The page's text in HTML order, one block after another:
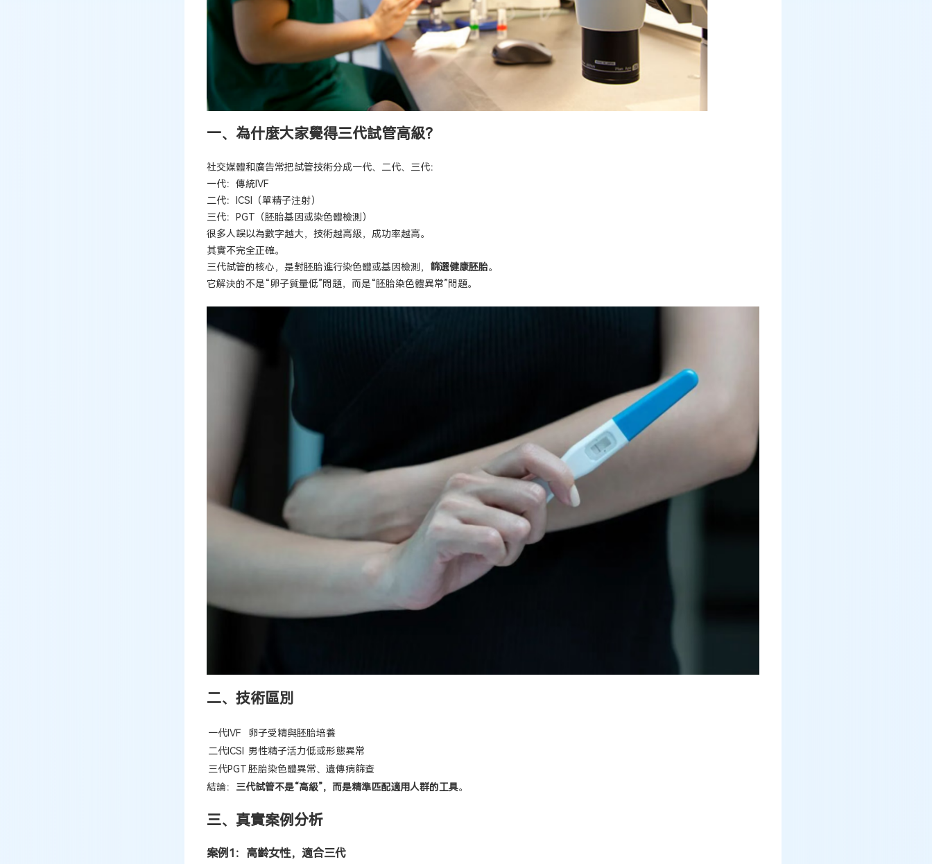
一、為什麼大家覺得三代試管高級？
社交媒體和廣告常把試管技術分成一代、二代、三代：
一代：傳統IVF
二代：ICSI（單精子注射）
三代：PGT（胚胎基因或染色體檢測）
很多人誤以為數字越大，技術越高級，成功率越高。
其實不完全正確。
三代試管的核心，是對胚胎進行染色體或基因檢測， 篩選健康胚胎。
它解決的不是“卵子質量低”問題，而是“胚胎染色體異常”問題。
二、技術區別
一代IVF
卵子受精與胚胎培養
二代ICSI
男性精子活力低或形態異常
三代PGT胚胎染色體異常、遺傳病篩查
結論： 三代試管不是“高級”，而是精準匹配適用人群的工具。
三、真實案例分析
案例1：高齡女性，適合三代